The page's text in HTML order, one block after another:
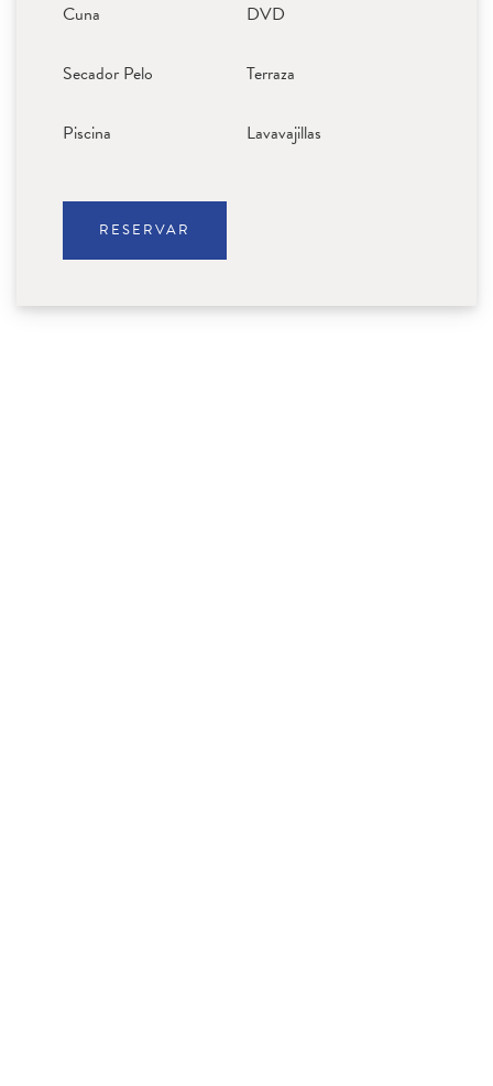
Cuna DVD
Secador Pelo Terraza
Piscina Lavavajillas
RESERVAR